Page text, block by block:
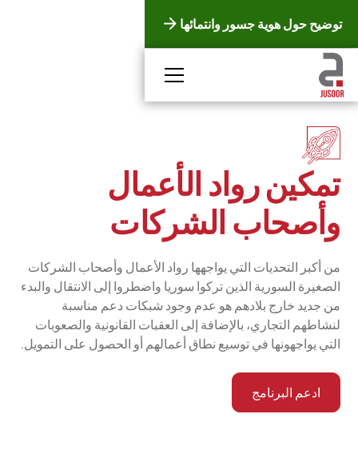
توضيح حول هوية جسور وانتمائها
تمكين رواد الأعمال
وأصحاب الشركات
من أكبر التحديات التي يواجهها رواد الأعمال وأصحاب الشركات
الصغيرة السورية الذين تركوا سوريا واضطروا إلى الانتقال والبدء
من جديد خارج بلادهم هو عدم وجود شبكات دعم مناسبة
لنشاطهم التجاري، بالإضافة إلى العقبات القانونية والصعوبات
التي يواجهونها في توسيع نطاق أعمالهم أو الحصول على التمويل.
ادعم البرنامج